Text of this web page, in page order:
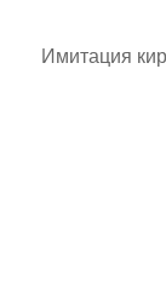
Имитация